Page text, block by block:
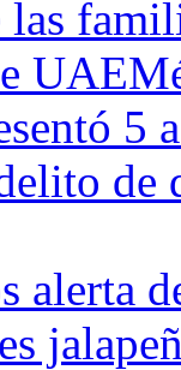
5
de
alerta